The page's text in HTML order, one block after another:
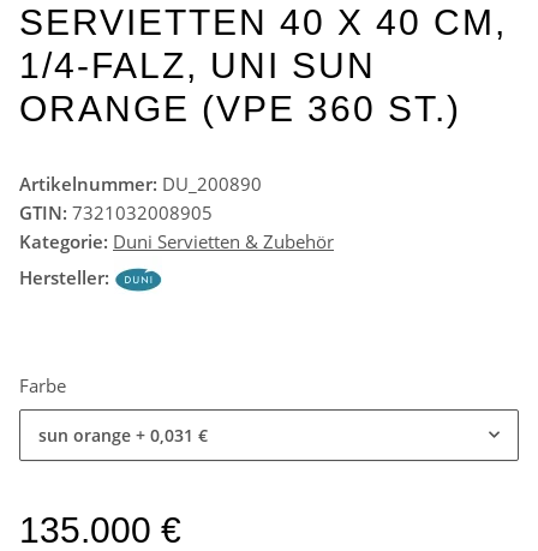
SERVIETTEN 40 X 40 CM,
1/4-FALZ, UNI SUN
ORANGE (VPE 360 ST.)
Artikelnummer: DU_200890
GTIN: 7321032008905
Kategorie: Duni Servietten & Zubehör
Hersteller:
Farbe
sun orange + 0,031 €
135.000 €